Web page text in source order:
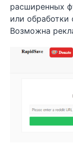
расширенных
или обработки
Возможна